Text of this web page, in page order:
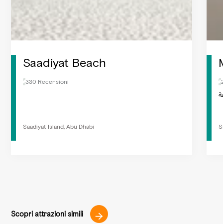
Saadiyat Beach
330 Recensioni
Saadiyat Island, Abu Dhabi
Scopri attrazioni simili